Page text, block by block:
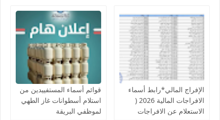
الوطني للبحوث الطبية
والكليات التقنية والمعاهد
الخدمات المالية الحجر
الزراعي ,جهاز حرس المنشآت
النفطية,جامعة المرقب, فزان,
الزنتان, الجفارة
الإفراج المالي*رابط أسماء
الافراجات المالية 2026 (
الاستعلام عن الافراجات
قوائم أسماء المستفييدين من
استلام أسطوانات غاز الطهي
لموظفي البريقة